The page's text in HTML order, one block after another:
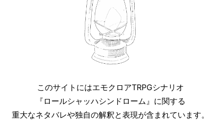
このサイトにはエモクロアTRPGシナリオ
『ロールシャッハシンドローム』 に関する
重大なネタバレや独自の解釈と表現が含まれています。